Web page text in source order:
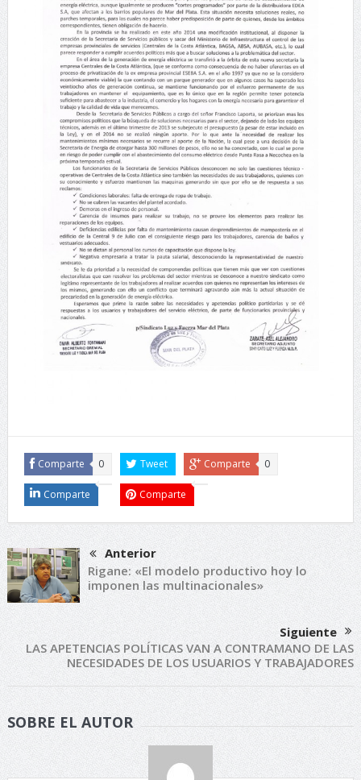
Comparte 0 Tweet Comparte 0
Comparte Comparte
Anterior
Rigane: «El modelo productivo hoy lo
imponen las multinacionales»
Siguiente
LAS APETENCIAS POLÍTICAS VAN A CONTRAMANO DE LAS
NECESIDADES DE LOS USUARIOS Y TRABAJADORES
SOBRE EL AUTOR